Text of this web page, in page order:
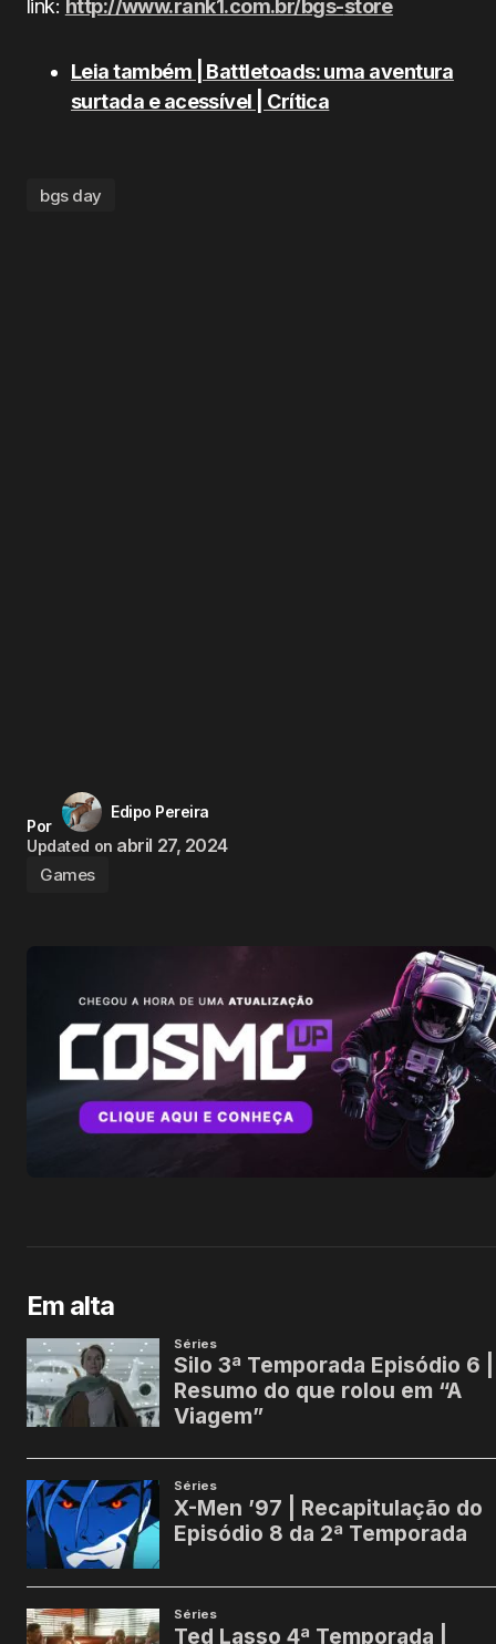
link: http://www.rank1.com.br/bgs-store
Leia também | Battletoads: uma aventura
surtada e acessível | Crítica
bgs day
Por
Edipo Pereira
Updated on abril 27, 2024
Games
Em alta